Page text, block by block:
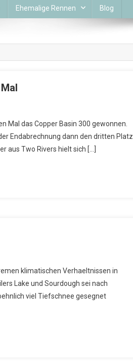
Ehemalige Rennen Blog
Mal das Copper Basin 300 gewonnen.
Endabrechnung dann den dritten Platz
aus Two Rivers hielt sich […]
klimatischen Verhaeltnissen in
Lake und Sourdough sei nach
viel Tiefschnee gesegnet